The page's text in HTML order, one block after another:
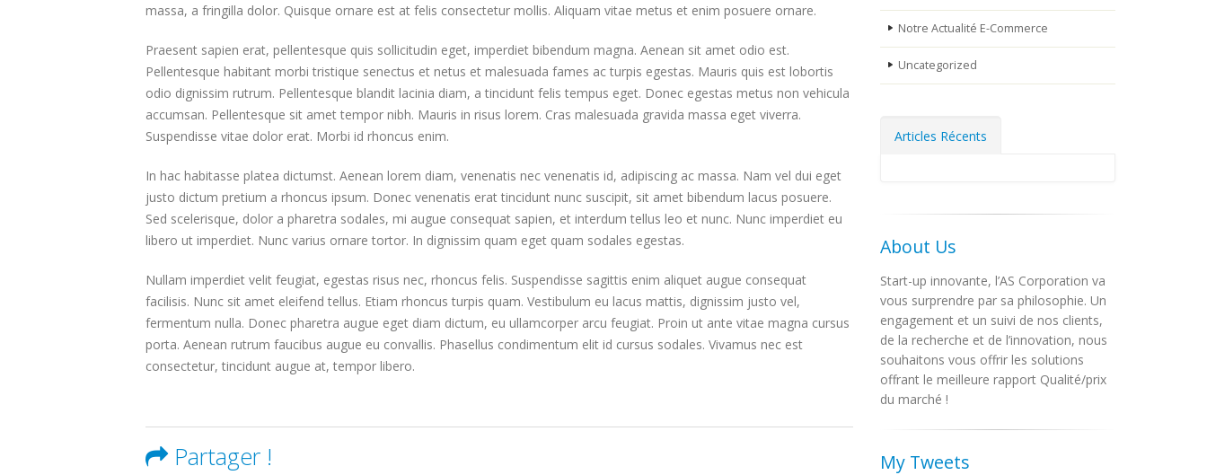
massa, a fringilla dolor. Quisque ornare est at felis consectetur mollis. Aliquam vitae metus et enim posuere ornare.
Praesent sapien erat, pellentesque quis sollicitudin eget, imperdiet bibendum magna. Aenean sit amet odio est.
Pellentesque habitant morbi tristique senectus et netus et malesuada fames ac turpis egestas. Mauris quis est lobortis
odio dignissim rutrum. Pellentesque blandit lacinia diam, a tincidunt felis tempus eget. Donec egestas metus non vehicula
accumsan. Pellentesque sit amet tempor nibh. Mauris in risus lorem. Cras malesuada gravida massa eget viverra.
Suspendisse vitae dolor erat. Morbi id rhoncus enim.
In hac habitasse platea dictumst. Aenean lorem diam, venenatis nec venenatis id, adipiscing ac massa. Nam vel dui eget
justo dictum pretium a rhoncus ipsum. Donec venenatis erat tincidunt nunc suscipit, sit amet bibendum lacus posuere.
Sed scelerisque, dolor a pharetra sodales, mi augue consequat sapien, et interdum tellus leo et nunc. Nunc imperdiet eu
libero ut imperdiet. Nunc varius ornare tortor. In dignissim quam eget quam sodales egestas.
Nullam imperdiet velit feugiat, egestas risus nec, rhoncus felis. Suspendisse sagittis enim aliquet augue consequat
facilisis. Nunc sit amet eleifend tellus. Etiam rhoncus turpis quam. Vestibulum eu lacus mattis, dignissim justo vel,
fermentum nulla. Donec pharetra augue eget diam dictum, eu ullamcorper arcu feugiat. Proin ut ante vitae magna cursus
porta. Aenean rutrum faucibus augue eu convallis. Phasellus condimentum elit id cursus sodales. Vivamus nec est
consectetur, tincidunt augue at, tempor libero.
Partager !
Notre Actualité E-Commerce
Uncategorized
Articles Récents
About Us
Start-up innovante, l’AS Corporation va
vous surprendre par sa philosophie. Un
engagement et un suivi de nos clients,
de la recherche et de l’innovation, nous
souhaitons vous offrir les solutions
offrant le meilleure rapport Qualité/prix
du marché !
My Tweets